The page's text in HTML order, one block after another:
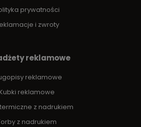
prywatności
i zwroty
reklamowe
reklamowe
Kubki reklamowe
z nadrukiem
z nadrukiem